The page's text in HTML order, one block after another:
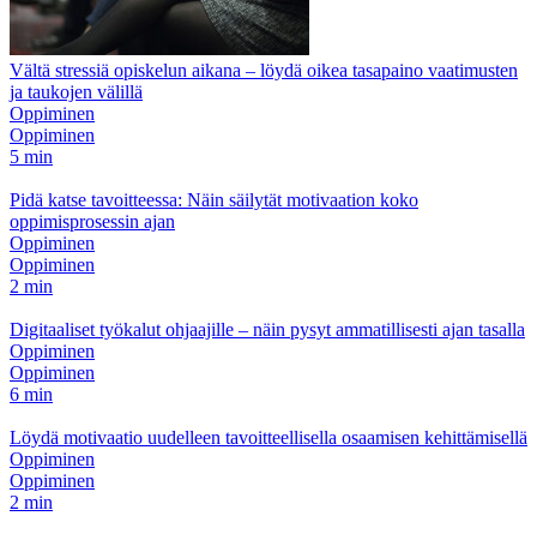
Vältä stressiä opiskelun aikana – löydä oikea tasapaino vaatimusten
ja taukojen välillä
Oppiminen
Oppiminen
5 min
Pidä katse tavoitteessa: Näin säilytät motivaation koko
oppimisprosessin ajan
Oppiminen
Oppiminen
2 min
Digitaaliset työkalut ohjaajille – näin pysyt ammatillisesti ajan tasalla
Oppiminen
Oppiminen
6 min
Löydä motivaatio uudelleen tavoitteellisella osaamisen kehittämisellä
Oppiminen
Oppiminen
2 min